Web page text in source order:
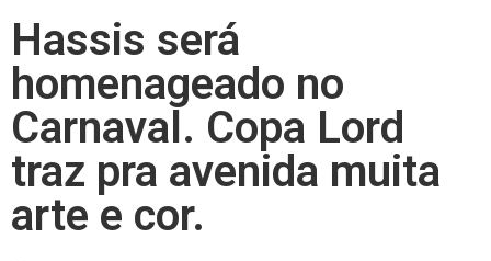
Hassis será
homenageado no
Carnaval. Copa Lord
traz pra avenida muita
arte e cor.